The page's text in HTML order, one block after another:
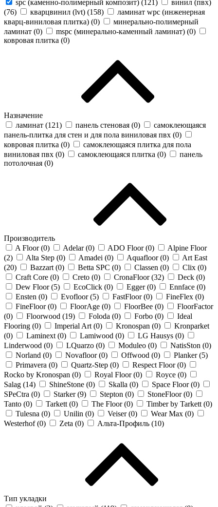
spc (каменно-полимерный композит) (121)
винил (пвх)
(76) кварцвинил (lvt) (158)
ламинат wpc (инженерная
кварц-виниловая плитка) (0)
минерально-полимерный
ламинат (0) mspc (минерально-каменный ламинат) (0)
ковровая плитка (0)
Назначение
ламинат (121) панель стеновая (0)
самоклеющаяся
панель-плитка для стен и для пола виниловая пвх (0)
ковровая плитка (0)
самоклеющаяся плитка для пола
виниловая пвх (0) самоклеющаяся плитка (0)
панель
потолочная (0)
Производитель
A Floor (0) Adelar (0) ADO Floor (0)
Alpine Floor
(2) Alta Step (0) Amadei (0) Aquafloor (0)
Art East
(20) Bazzart (0) Betta SPC (0) Classen (0) Clix (0)
Craft Core (0) Creto (0) CronaFloor (32) Deck (0)
Dew Floor (5) EcoClick (0) Egger (0) Ennface (0)
Ensten (0) Evofloor (5) FastFloor (0) FineFlex (0)
FineFloor (0) FloorAge (0) FloorBee (0)
FloorFactor
(0) Floorwood (19) Foloda (0) Forbo (0)
Ideal
Flooring (0) Imperial Art (0) Kronospan (0)
Kronparket
(0) Laminext (0) Lamiwood (0) LG Hausys (0)
Linderwood (0) LQuarzo (0) Moduleo (0) NatisSton (0)
Norland (0) Novafloor (0) Offwood (0) Planker (5)
Primavera (0) Quartz-Step (0) Respect Floor (0)
Rocko by Kronospan (0) Royal Floor (0) Royce (0)
Salag (14) ShineStone (0) Skalla (0) Space Floor (0)
SPeCtra (0) Starker (9) Stepton (0) StoneFloor (0)
Tanto (0) Tarkett (0) The Floor (0) Timber by Tarkett (0)
Tulesna (0) Unilin (0) Veiser (0) Wear Max (0)
Westerhof (0) Zeta (0) Альта-Профиль (10)
Тип укладки